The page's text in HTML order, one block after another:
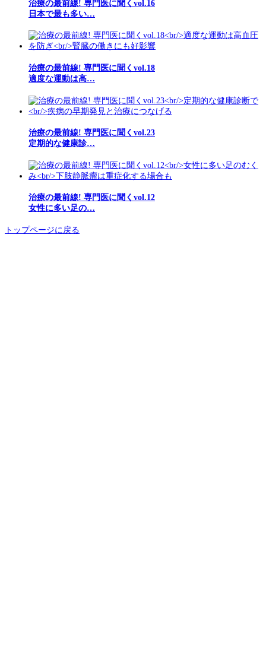
治療の最前線! 専門医に聞くvol.16
日本で最も多い…
治療の最前線! 専門医に聞くvol.18
適度な運動は高…
治療の最前線! 専門医に聞くvol.23
定期的な健康診…
治療の最前線! 専門医に聞くvol.12
女性に多い足の…
トップページに戻る